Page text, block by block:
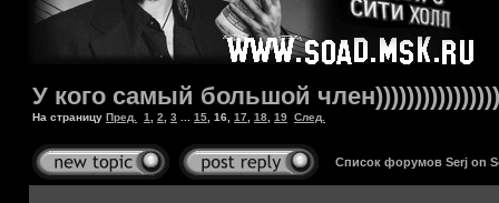
У кого самый большой
На страницу Пред. 1 2 3 15 16 17 18 19 След.
Список форумов Serj on